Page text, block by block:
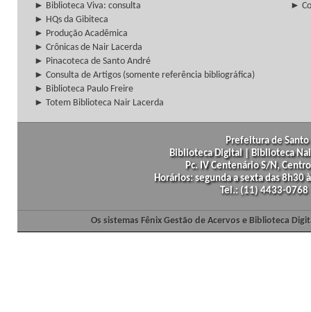
► Biblioteca Viva: consulta
►
► HQs da Gibiteca
► Produção Acadêmica
► Crônicas de Nair Lacerda
► Pinacoteca de Santo André
► Consulta de Artigos (somente referência bibliográfica)
► Biblioteca Paulo Freire
► Totem Biblioteca Nair Lacerda
Prefeitura de
Biblioteca Digital | Biblioteca
Pc. IV Centenário S/N,
Horários: segunda a sexta das
Tel.: (11) 4433-
Os sistemas Fênix Gestão de Acervos e Biblioteca